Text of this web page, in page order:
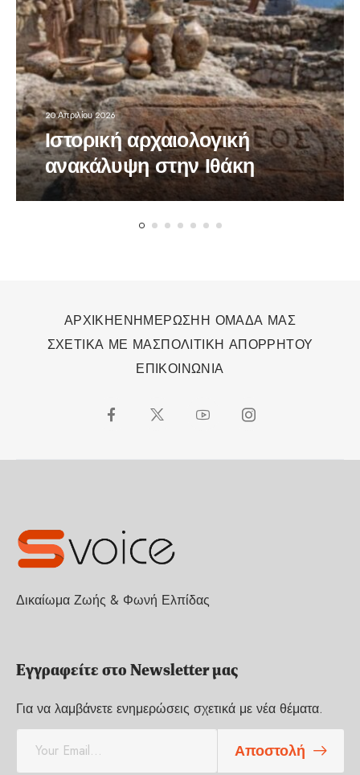
20 Απριλίου 2026
Ιστορική αρχαιολογική
ανακάλυψη στην Ιθάκη
ΑΡΧΙΚΗΕΝΗΜΕΡΩΣΗΗ ΟΜΑΔΑ ΜΑΣ
ΣΧΕΤΙΚΑ ΜΕ ΜΑΣΠΟΛΙΤΙΚΗ ΑΠΟΡΡΗΤΟΥ
ΕΠΙΚΟΙΝΩΝΙΑ
Δικαίωμα Ζωής & Φωνή Ελπίδας
Εγγραφείτε στο Newsletter μας
Για να λαμβάνετε ενημερώσεις σχετικά με νέα θέματα.
a
Αποστολή